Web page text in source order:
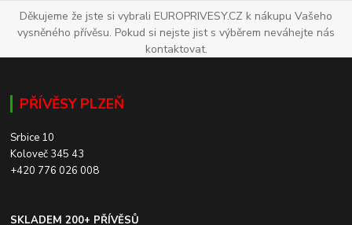
Děkujeme že jste si vybrali EUROPRIVESY.CZ k nákupu Vašeho
vysněného přívěsu. Pokud si nejste jist s výběrem neváhejte nás
kontaktovat.
PŘÍVĚSY PLZEŇ
Srbice 10
Koloveč 345 43
+420 776 026 008
SKLADEM 200+ PŘÍVĚSŮ